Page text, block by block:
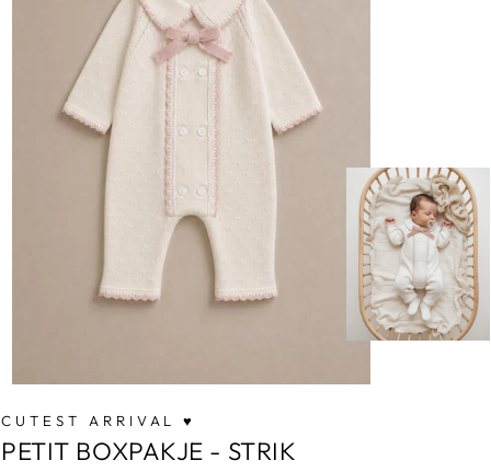
CUTEST ARRIVAL ♥
PETIT BOXPAKJE - STRIK